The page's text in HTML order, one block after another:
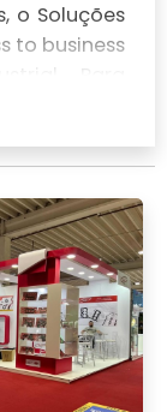
o Soluções
to business
Para
de aluguel
dos